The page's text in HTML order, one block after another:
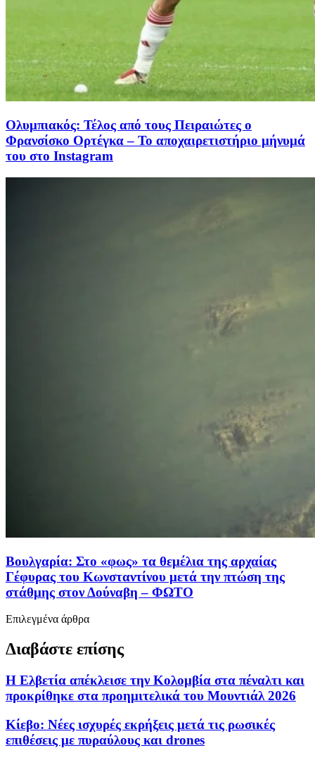
Ολυμπιακός: Τέλος από τους Πειραιώτες ο
Φρανσίσκο Ορτέγκα – Το αποχαιρετιστήριο μήνυμά
του στο Instagram
Βουλγαρία: Στο «φως» τα θεμέλια της αρχαίας
Γέφυρας του Κωνσταντίνου μετά την πτώση της
στάθμης στον Δούναβη – ΦΩΤΟ
Επιλεγμένα άρθρα
Διαβάστε επίσης
Η Ελβετία απέκλεισε την Κολομβία στα πέναλτι και
προκρίθηκε στα προημιτελικά του Μουντιάλ 2026
Κίεβο: Νέες ισχυρές εκρήξεις μετά τις ρωσικές
επιθέσεις με πυραύλους και drones